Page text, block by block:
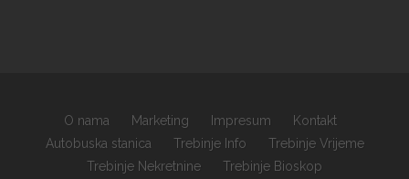
O nama Marketing Impresum
Kontakt
Autobuska stanica
Trebinje Info
Trebinje Vrijeme
Trebinje Nekretnine
Trebinje Bioskop